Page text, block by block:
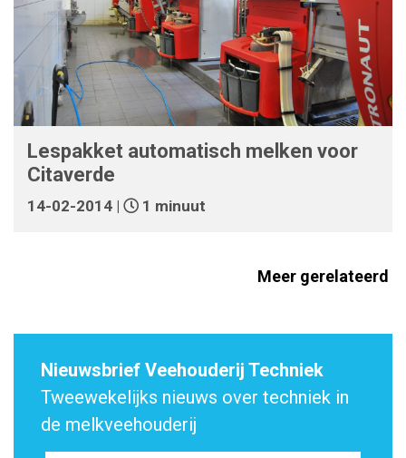
Lespakket automatisch melken voor
Citaverde
14-02-2014 | 1 minuut
Meer gerelateerd
Nieuwsbrief Veehouderij Techniek
Tweewekelijks nieuws over techniek in
de melkveehouderij